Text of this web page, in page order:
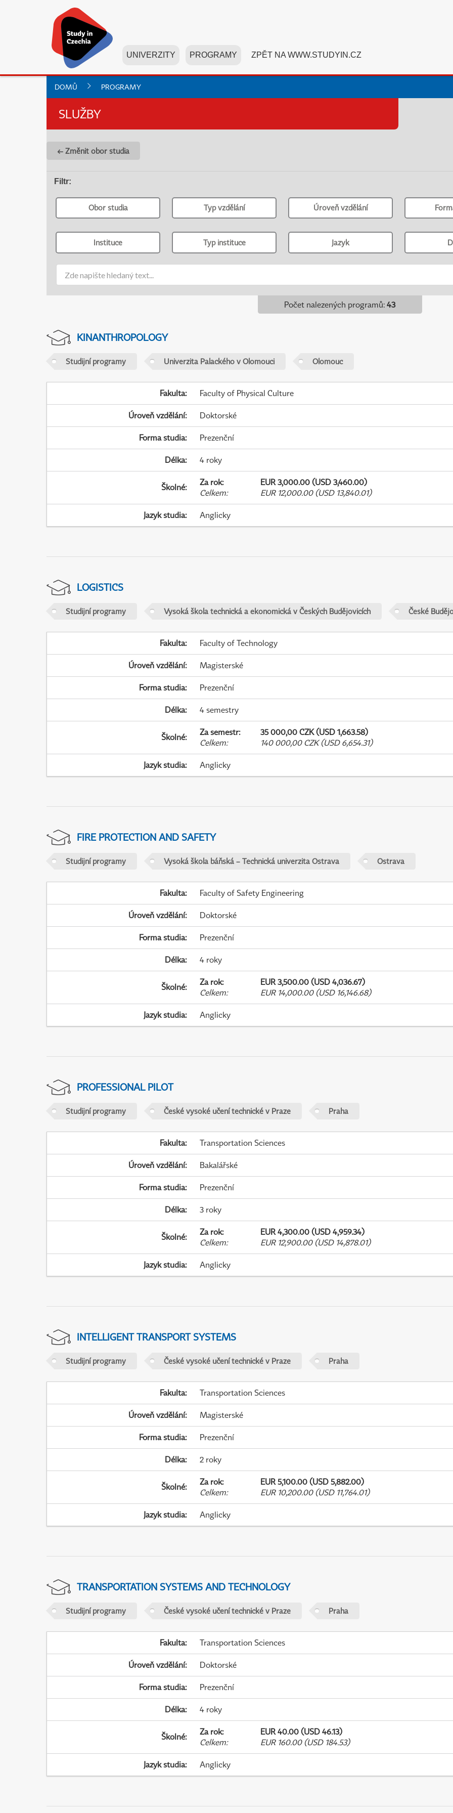
UNIVERZITY PROGRAMY ZPĚT NA WWW.STUDYIN.CZ
DOMŮ PROGRAMY
SLUŽBY
← Změnit obor studia
Filtr:
Obor studia Typ vzdělání Úroveň vzdělání
Instituce Typ instituce Jazyk
Počet nalezených programů: 43
KINANTHROPOLOGY
Studijní programy Univerzita Palackého v Olomouci Olomouc
Fakulta: Faculty of Physical Culture
Úroveň vzdělání: Doktorské
Forma studia: Prezenční
Délka: 4 roky
Školné: Za rok:
EUR 3,000.00 (USD 3,460.00)
Celkem: EUR 12,000.00 (USD 13,840.01)
Jazyk studia: Anglicky
LOGISTICS
Studijní programy Vysoká škola technická a ekonomická v Českých Budějovicích České
Fakulta: Faculty of Technology
Úroveň vzdělání: Magisterské
Forma studia: Prezenční
Délka: 4 semestry
Školné: Za semestr:
35 000,00 CZK (USD 1,663.58)
Celkem: 140 000,00 CZK (USD 6,654.31)
Jazyk studia: Anglicky
FIRE PROTECTION AND SAFETY
Studijní programy Vysoká škola báňská – Technická univerzita Ostrava Ostrava
Fakulta: Faculty of Safety Engineering
Úroveň vzdělání: Doktorské
Forma studia: Prezenční
Délka: 4 roky
Školné: Za rok:
EUR 3,500.00 (USD 4,036.67)
Celkem: EUR 14,000.00 (USD 16,146.68)
Jazyk studia: Anglicky
PROFESSIONAL PILOT
Studijní programy České vysoké učení technické v Praze Praha
Fakulta: Transportation Sciences
Úroveň vzdělání: Bakalářské
Forma studia: Prezenční
Délka: 3 roky
Školné: Za rok:
EUR 4,300.00 (USD 4,959.34)
Celkem: EUR 12,900.00 (USD 14,878.01)
Jazyk studia: Anglicky
INTELLIGENT TRANSPORT SYSTEMS
Studijní programy České vysoké učení technické v Praze Praha
Fakulta: Transportation Sciences
Úroveň vzdělání: Magisterské
Forma studia: Prezenční
Délka: 2 roky
Školné: Za rok:
EUR 5,100.00 (USD 5,882.00)
Celkem: EUR 10,200.00 (USD 11,764.01)
Jazyk studia: Anglicky
TRANSPORTATION SYSTEMS AND TECHNOLOGY
Studijní programy České vysoké učení technické v Praze Praha
Fakulta: Transportation Sciences
Úroveň vzdělání: Doktorské
Forma studia: Prezenční
Délka: 4 roky
Školné: Za rok:
EUR 40.00 (USD 46.13)
Celkem: EUR 160.00 (USD 184.53)
Jazyk studia: Anglicky